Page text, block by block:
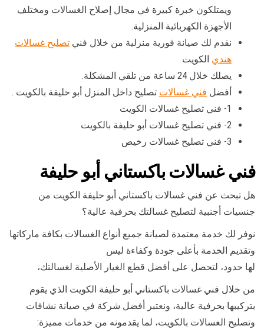
ويمتلكون خبرة كبيرة في مجال إصلاح الغسالات ومختلف
الأجهزة الكهربائية المنزلية.
نقدم لك صيانة فورية منزلية من خلال فني تصليح غسالات
هندي الكويت
يصلك خلال 24 ساعة من تلقي المشكلة.
أفضل فني غسالات تصليح داخل المنزل أبو حليفة بالكويت .
1- فني تصليح غسالات الكويت
2- فني تصليح غسالات أبو حليفة بالكويت
3- فني تصليح غسالات رخيص
فني غسالات باكستاني أبو حليفة
هل تبحث عن فني غسالات باكستاني أبو حليفة الكويت من
جنسيات أجنبية لتصليح غسالتك بحرفية عالية؟
نوفر لك خدمة معتمدة لصيانة جميع أنواع الغسالات بكافة ماركاتها
وتقديم الخدمة بأعلى جودة وكفاءة ليس
لها حدود، لتحصل على أفضل قطع الغيار الأصلية لغسالتك،
من خلال فني غسالات باكستاني أبو حليفة الكويت الذي يقوم
بتركيبها بحرفية عالية، ونعتبر أفضل شركة في صيانة نشافات
وتصليح الغسالات بالكويت، لما يقدمونه من خدمات مميزة: